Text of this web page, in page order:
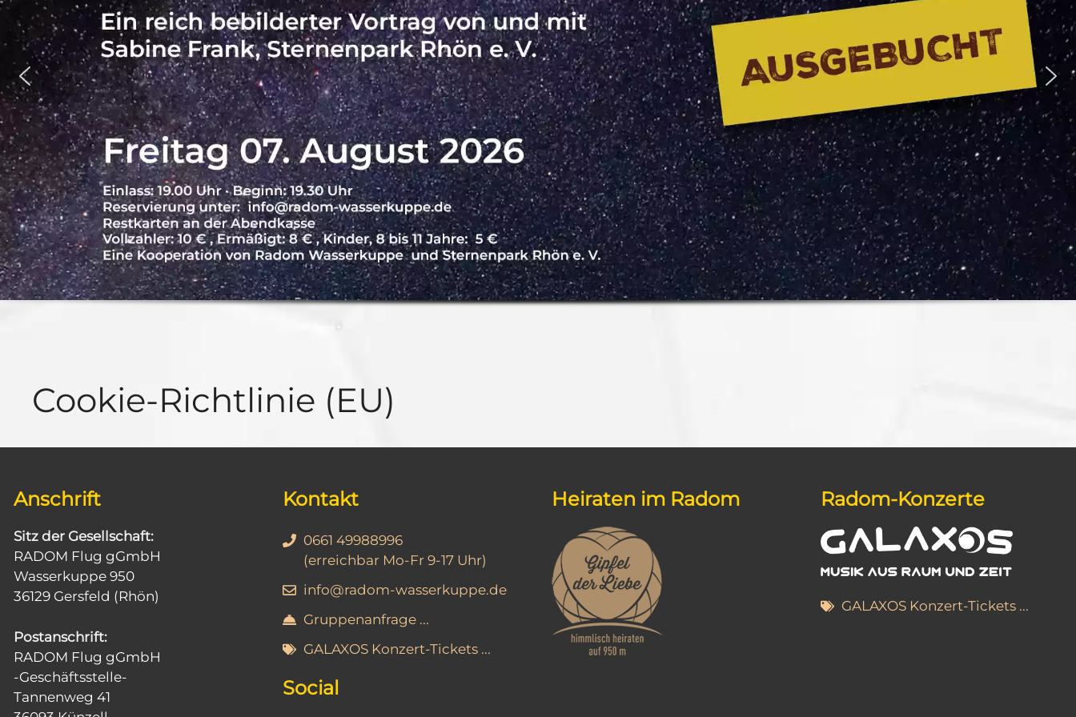
Cookie-Richtlinie (EU)
Anschrift
Sitz der Gesellschaft:
RADOM Flug gGmbH
Wasserkuppe 950
36129 Gersfeld (Rhön)
Postanschrift:
RADOM Flug gGmbH
-Geschäftsstelle-
Tannenweg 41
Kontakt
0661 49988996
(erreichbar Mo-Fr 9-17 Uhr)
info@radom-wasserkuppe.de
Gruppenanfrage ...
GALAXOS Konzert-Tickets ...
Social
Heiraten im Radom Radom-Konzerte
GALAXOS Konzert-Tickets ...